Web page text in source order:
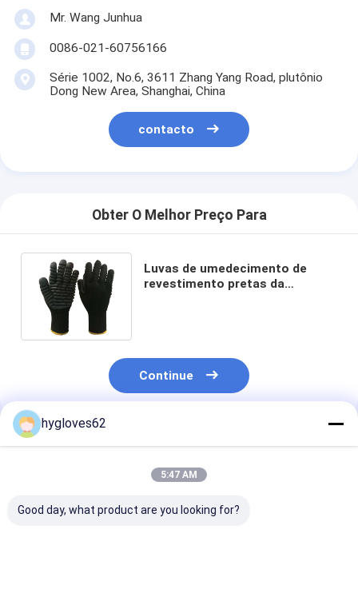
Mr. Wang Junhua
0086-021-60756166
Série 1002, No.6, 3611 Zhang Yang Road, plutônio
Dong New Area, Shanghai, China
contacto
Obter O Melhor Preço Para
Luvas de umedecimento de
revestimento pretas da
Continue
Produtos Recomendados
hygloves62
5:47 AM
Good day, what product are you looking for?